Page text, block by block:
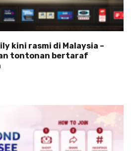
kini rasmi di Malaysia –
tontonan bertaraf